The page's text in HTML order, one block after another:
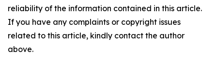
reliability of the information contained in this article.
If you have any complaints or copyright issues
related to this article, kindly contact the author
above.